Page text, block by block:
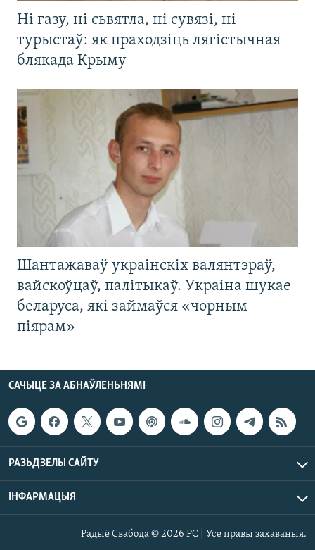
Ні газу, ні сьвятла, ні сувязі, ні
турыстаў: як праходзіць лягістычная
блякада Крыму
Шантажаваў украінскіх валянтэраў,
вайскоўцаў, палітыкаў. Украіна шукае
беларуса, які займаўся «чорным
піярам»
САЧЫЦЕ ЗА АБНАЎЛЕНЬНЯМІ
РАЗЬДЗЕЛЫ САЙТУ
ІНФАРМАЦЫЯ
Радыё Свабода © 2026 РС | Усе правы захаваныя.